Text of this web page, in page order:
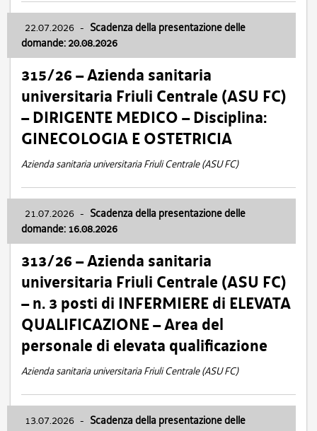
22.07.2026 - Scadenza della presentazione delle
domande: 20.08.2026
315/26 – Azienda sanitaria
universitaria Friuli Centrale (ASU FC)
– DIRIGENTE MEDICO – Disciplina:
GINECOLOGIA E OSTETRICIA
Azienda sanitaria universitaria Friuli Centrale (ASU FC)
21.07.2026 - Scadenza della presentazione delle
domande: 16.08.2026
313/26 – Azienda sanitaria
universitaria Friuli Centrale (ASU FC)
– n. 3 posti di INFERMIERE di ELEVATA
QUALIFICAZIONE – Area del
personale di elevata qualificazione
Azienda sanitaria universitaria Friuli Centrale (ASU FC)
13.07.2026 - Scadenza della presentazione delle